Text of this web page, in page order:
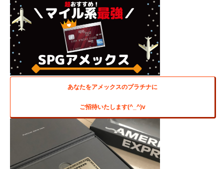
あなたをアメックスのプラチナに
ご招待いたします(^_^)v